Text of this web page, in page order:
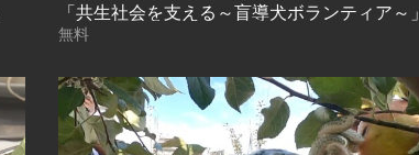
「共生社会を支える～盲導犬ボランティア～」
無料